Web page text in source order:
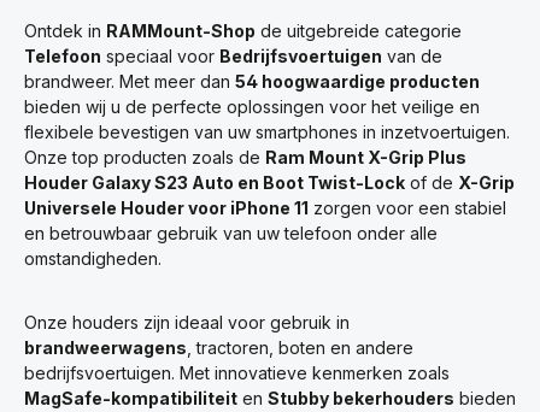
Ontdek in RAMMount-Shop de uitgebreide categorie
Telefoon speciaal voor Bedrijfsvoertuigen van de
brandweer. Met meer dan 54 hoogwaardige producten
bieden wij u de perfecte oplossingen voor het veilige en
flexibele bevestigen van uw smartphones in inzetvoertuigen.
Onze top producten zoals de Ram Mount X-Grip Plus
Houder Galaxy S23 Auto en Boot Twist-Lock of de X-Grip
Universele Houder voor iPhone 11 zorgen voor een stabiel
en betrouwbaar gebruik van uw telefoon onder alle
omstandigheden.
Onze houders zijn ideaal voor gebruik in
brandweerwagens , tractoren, boten en andere
bedrijfsvoertuigen. Met innovatieve kenmerken zoals
MagSafe-kompatibiliteit en Stubby bekerhouders bieden